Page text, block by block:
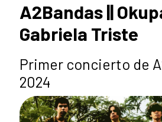
A2Bandas ||
Gabriela Triste
Primer concierto de
2024